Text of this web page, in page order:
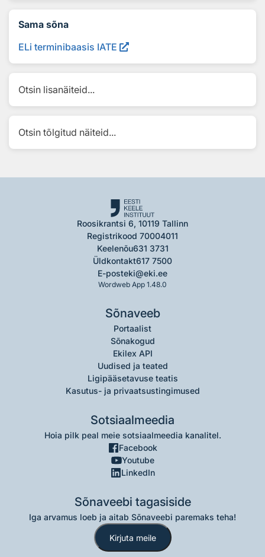
Sama sõna
ELi terminibaasis IATE
Otsin lisanäiteid...
Otsin tõlgitud näiteid...
Roosikrantsi 6, 10119 Tallinn
Registrikood 70004011
Keelenõu631 3731
Üldkontakt617 7500
E-posteki@eki.ee
Wordweb App 1.48.0
Sõnaveeb
Portaalist
Sõnakogud
Ekilex API
Uudised ja teated
Ligipääsetavuse teatis
Kasutus- ja privaatsustingimused
Sotsiaalmeedia
Hoia pilk peal meie sotsiaalmeedia kanalitel.
Facebook
Youtube
LinkedIn
Sõnaveebi tagasiside
Iga arvamus loeb ja aitab Sõnaveebi paremaks teha!
Kirjuta meile